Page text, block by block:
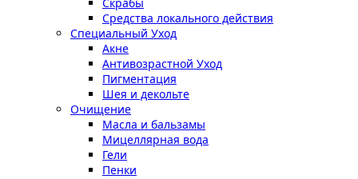
Средства локального действия
Специальный Уход
Акне
Антивозрастной Уход
Пигментация
Шея и декольте
Очищение
Масла и бальзамы
Мицеллярная вода
Гели
Пенки